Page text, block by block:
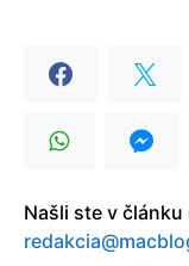
Našli ste v